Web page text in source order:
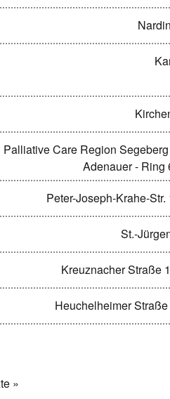
Palliative Care Region
Adenauer - Ring
Peter-Joseph-Krahe-
St.-
Kreuznacher Straße
Heuchelheimer
»